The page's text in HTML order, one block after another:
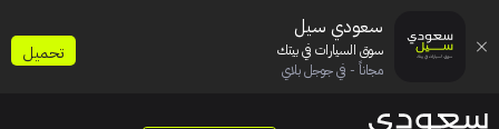
سعودي سيل
سوق السيارات في بيتك
مجاناً - في جوجل بلاي
تحميل